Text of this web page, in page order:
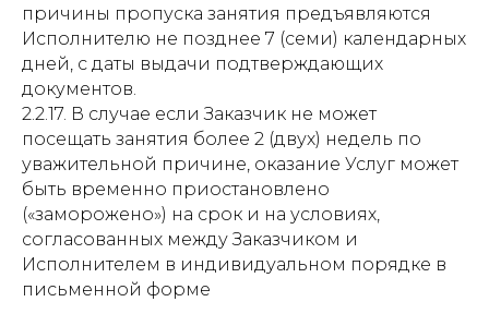
причины пропуска занятия предъявляются
Исполнителю не позднее 7 (семи) календарных
дней, с даты выдачи подтверждающих
документов.
2.2.17. В случае если Заказчик не может
посещать занятия более 2 (двух) недель по
уважительной причине, оказание Услуг может
быть временно приостановлено
(«заморожено») на срок и на условиях,
согласованных между Заказчиком и
Исполнителем в индивидуальном порядке в
письменной форме